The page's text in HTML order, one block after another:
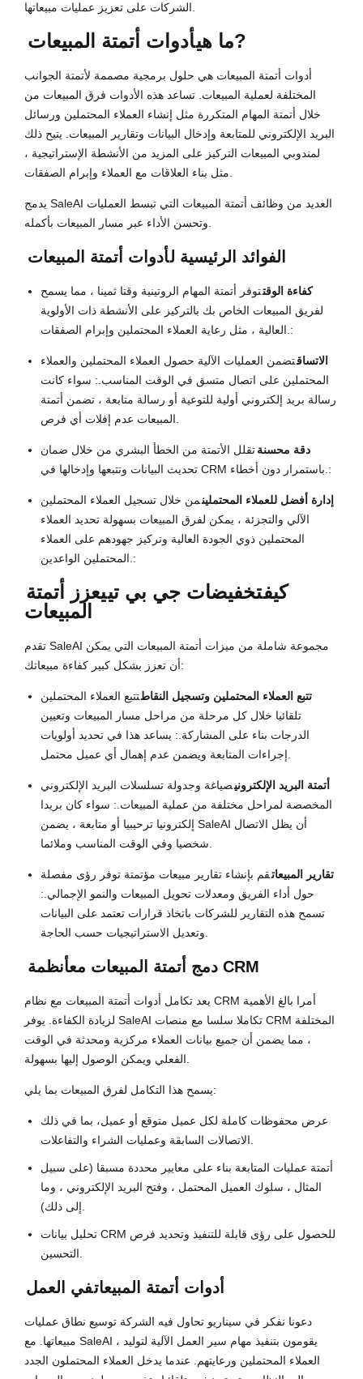
الشركات على تعزيز عمليات مبيعاتها.
ما هيأدوات أتمتة المبيعات ?
أدوات أتمتة المبيعات هي حلول برمجية مصممة لأتمتة الجوانب
المختلفة لعملية المبيعات. تساعد هذه الأدوات فرق المبيعات من
خلال أتمتة المهام المتكررة مثل إنشاء العملاء المحتملين ورسائل
البريد الإلكتروني للمتابعة وإدخال البيانات وتقارير المبيعات. يتيح ذلك
لمندوبي المبيعات التركيز على المزيد من الأنشطة الإستراتيجية ،
مثل بناء العلاقات مع العملاء وإبرام الصفقات.
يدمج SaleAI العديد من وظائف أتمتة المبيعات التي تبسط العمليات
وتحسن الأداء عبر مسار المبيعات بأكمله.
الفوائد الرئيسية لأدوات أتمتة المبيعات
كفاءة الوقتتوفر أتمتة المهام الروتينية وقتا ثمينا ، مما يسمح
لفريق المبيعات الخاص بك بالتركيز على الأنشطة ذات الأولوية
العالية ، مثل رعاية العملاء المحتملين وإبرام الصفقات.:
الاتساقتضمن العمليات الآلية حصول العملاء المحتملين والعملاء
المحتملين على اتصال متسق في الوقت المناسب.: سواء كانت
رسالة بريد إلكتروني أولية للتوعية أو رسالة متابعة ، تضمن أتمتة
المبيعات عدم إفلات أي فرص.
دقة محسنةتقلل الأتمتة من الخطأ البشري من خلال ضمان
تحديث البيانات وتتبعها وإدخالها في CRM باستمرار دون أخطاء.:
إدارة أفضل للعملاء المحتملينمن خلال تسجيل العملاء المحتملين
الآلي والتجزئة ، يمكن لفرق المبيعات بسهولة تحديد العملاء
المحتملين ذوي الجودة العالية وتركيز جهودهم على العملاء
المحتملين الواعدين.:
كيفتخفيضات جي بي تييعزز أتمتة
المبيعات
تقدم SaleAI مجموعة شاملة من ميزات أتمتة المبيعات التي يمكن
أن تعزز بشكل كبير كفاءة مبيعاتك:
تتبع العملاء المحتملين وتسجيل النقاطتتبع العملاء المحتملين
تلقائيا خلال كل مرحلة من مراحل مسار المبيعات وتعيين
الدرجات بناء على المشاركة.: يساعد هذا في تحديد أولويات
إجراءات المتابعة ويضمن عدم إهمال أي عميل محتمل.
أتمتة البريد الإلكترونيصياغة وجدولة تسلسلات البريد الإلكتروني
المخصصة لمراحل مختلفة من عملية المبيعات.: سواء كان بريدا
إلكترونيا ترحيبيا أو متابعة ، يضمن SaleAI أن يظل الاتصال
شخصيا وفي الوقت المناسب وملائما.
تقارير المبيعاتقم بإنشاء تقارير مبيعات مؤتمتة توفر رؤى مفصلة
حول أداء الفريق ومعدلات تحويل المبيعات والنمو الإجمالي.:
تسمح هذه التقارير للشركات باتخاذ قرارات تعتمد على البيانات
وتعديل الاستراتيجيات حسب الحاجة.
دمج أتمتة المبيعات مع أنظمة CRM
يعد تكامل أدوات أتمتة المبيعات مع نظام CRM أمرا بالغ الأهمية
لزيادة الكفاءة. يوفر SaleAI تكاملا سلسا مع منصات CRM المختلفة
، مما يضمن أن جميع بيانات العملاء مركزية ومحدثة في الوقت
الفعلي ويمكن الوصول إليها بسهولة.
يسمح هذا التكامل لفرق المبيعات بما يلي:
عرض محفوظات كاملة لكل عميل متوقع أو عميل، بما في ذلك
الاتصالات السابقة وعمليات الشراء والتفاعلات.
أتمتة عمليات المتابعة بناء على معايير محددة مسبقا (على سبيل
المثال ، سلوك العميل المحتمل ، وفتح البريد الإلكتروني ، وما
إلى ذلك).
تحليل بيانات CRM للحصول على رؤى قابلة للتنفيذ وتحديد فرص
التحسين.
أدوات أتمتة المبيعاتفي العمل
دعونا نفكر في سيناريو تحاول فيه الشركة توسيع نطاق عمليات
مبيعاتها. مع SaleAI ، يقومون بتنفيذ مهام سير العمل الآلية لتوليد
العملاء المحتملين ورعايتهم. عندما يدخل العملاء المحتملون الجدد